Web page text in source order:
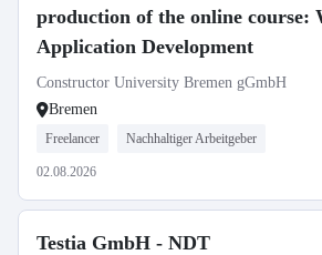
production of the online course:
Application Development
Constructor University Bremen gGmbH
Bremen
Freelancer Nachhaltiger Arbeitgeber
02.08.2026
Testia GmbH - NDT